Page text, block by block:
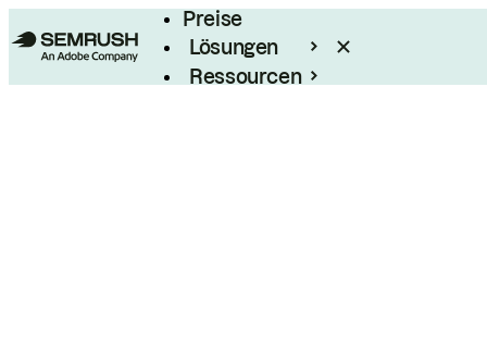
Preise
Lösungen
Ressourcen